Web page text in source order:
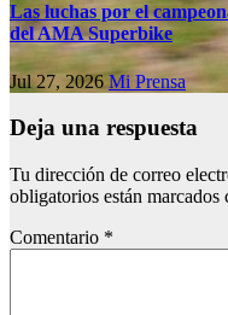
Las luchas por el
del AMA Superbike
Jul 27, 2026Mi Prensa
Deja una respuesta
Tu dirección de correo
obligatorios están marcados
Comentario *